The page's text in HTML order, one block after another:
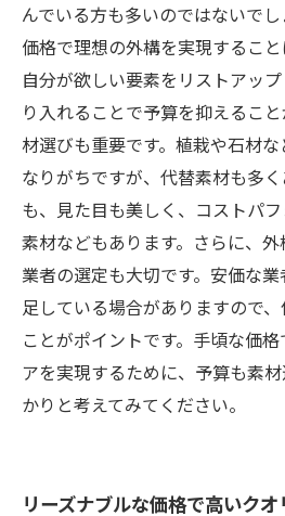
んでいる方も多いのではないで
価格で理想の外構を実現すること
自分が欲しい要素をリストアッ
り入れることで予算を抑えるこ
材選びも重要です。植栽や石材
なりがちですが、代替素材も多
も、見た目も美しく、コストパ
素材などもあります。さらに、
業者の選定も大切です。安価な
足している場合がありますので
ことがポイントです。手頃な価
アを実現するために、予算も素
かりと考えてみてください。
リーズナブルな価格で高いク